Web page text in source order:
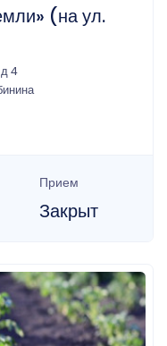
(на ул.
4
Прием
Закрыт